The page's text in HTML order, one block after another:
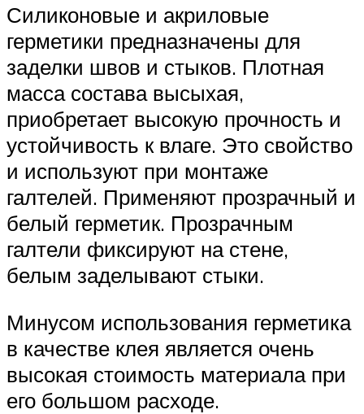
Силиконовые и акриловые
герметики предназначены для
заделки швов и стыков. Плотная
масса состава высыхая,
приобретает высокую прочность и
устойчивость к влаге. Это свойство
и используют при монтаже
галтелей. Применяют прозрачный и
белый герметик. Прозрачным
галтели фиксируют на стене,
белым заделывают стыки.
Минусом использования герметика
в качестве клея является очень
высокая стоимость материала при
его большом расходе.